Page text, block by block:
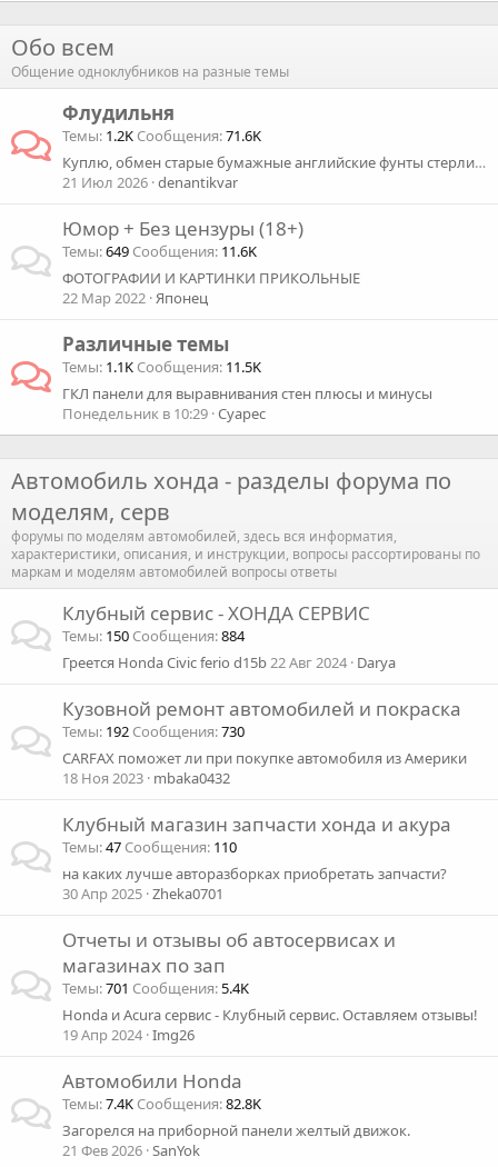
Обо всем
Общение одноклубников на разные темы
Флудильня
Темы 1.2K Сообщения 71.6K
Куплю, обмен старые бумажные английские фунты стерлингов и др
21 Июл 2026 denantikvar
Юмор + Без цензуры (18+)
Темы 649 Сообщения 11.6K
ФОТОГРАФИИ И КАРТИНКИ ПРИКОЛЬНЫЕ
22 Мар 2022 Японец
Различные темы
Темы 1.1K Сообщения 11.5K
ГКЛ панели для выравнивания стен плюсы и минусы
Понедельник в 10:29 Суарес
Автомобиль хонда - разделы форума по
моделям, серв
форумы по моделям автомобилей, здесь вся информатия,
характеристики, описания, и инструкции, вопросы рассортированы по
маркам и моделям автомобилей вопросы ответы
Клубный сервис - ХОНДА СЕРВИС
Темы 150 Сообщения 884
Греется Honda Civic ferio d15b22 Авг 2024 Darya
Кузовной ремонт автомобилей и покраска
Темы 192 Сообщения 730
CARFAX поможет ли при покупке автомобиля из Америки
18 Ноя 2023 mbaka0432
Клубный магазин запчасти хонда и акура
Темы 47 Сообщения 110
на каких лучше авторазборках приобретать запчасти?
30 Апр 2025 Zheka0701
Отчеты и отзывы об автосервисах и
магазинах по зап
Темы 701 Сообщения 5.4K
Honda и Acura сервис - Клубный сервис. Оставляем отзывы!
19 Апр 2024 Img26
Автомобили Honda
Темы 7.4K Сообщения 82.8K
Загорелся на приборной панели желтый движок.
21 Фев 2026 SanYok